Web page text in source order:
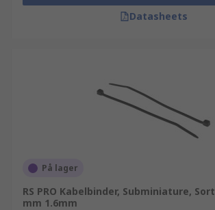
Datasheets
På lager
RS PRO Kabelbinder, Subminiature,
mm 1.6mm